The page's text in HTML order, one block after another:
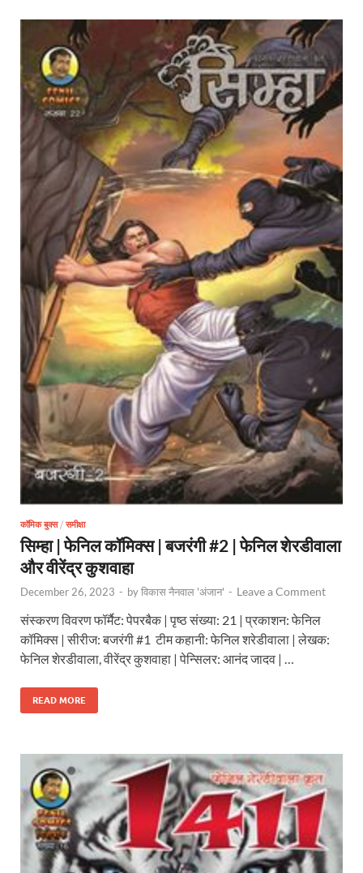
कॉमिक बुक्स/ समीक्षा
सिम्हा | फेनिल कॉमिक्स | बजरंगी #2 | फेनिल शेरडीवाला
और वीरेंद्र कुशवाहा
December 26, 2023 - byविकास नैनवाल 'अंजान' - Leave a Comment
संस्करण विवरण फॉर्मैट: पेपरबैक | पृष्ठ संख्या: 21 | प्रकाशन: फेनिल
कॉमिक्स | सीरीज: बजरंगी #1 टीम कहानी: फेनिल शरेडीवाला | लेखक:
फेनिल शेरडीवाला, वीरेंद्र कुशवाहा | पेन्सिलर: आनंद जादव | …
READ MORE